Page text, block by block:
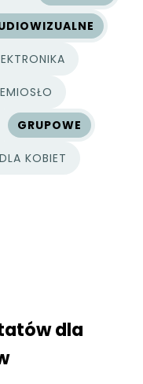
GRUPOWE
KOBIET
dla